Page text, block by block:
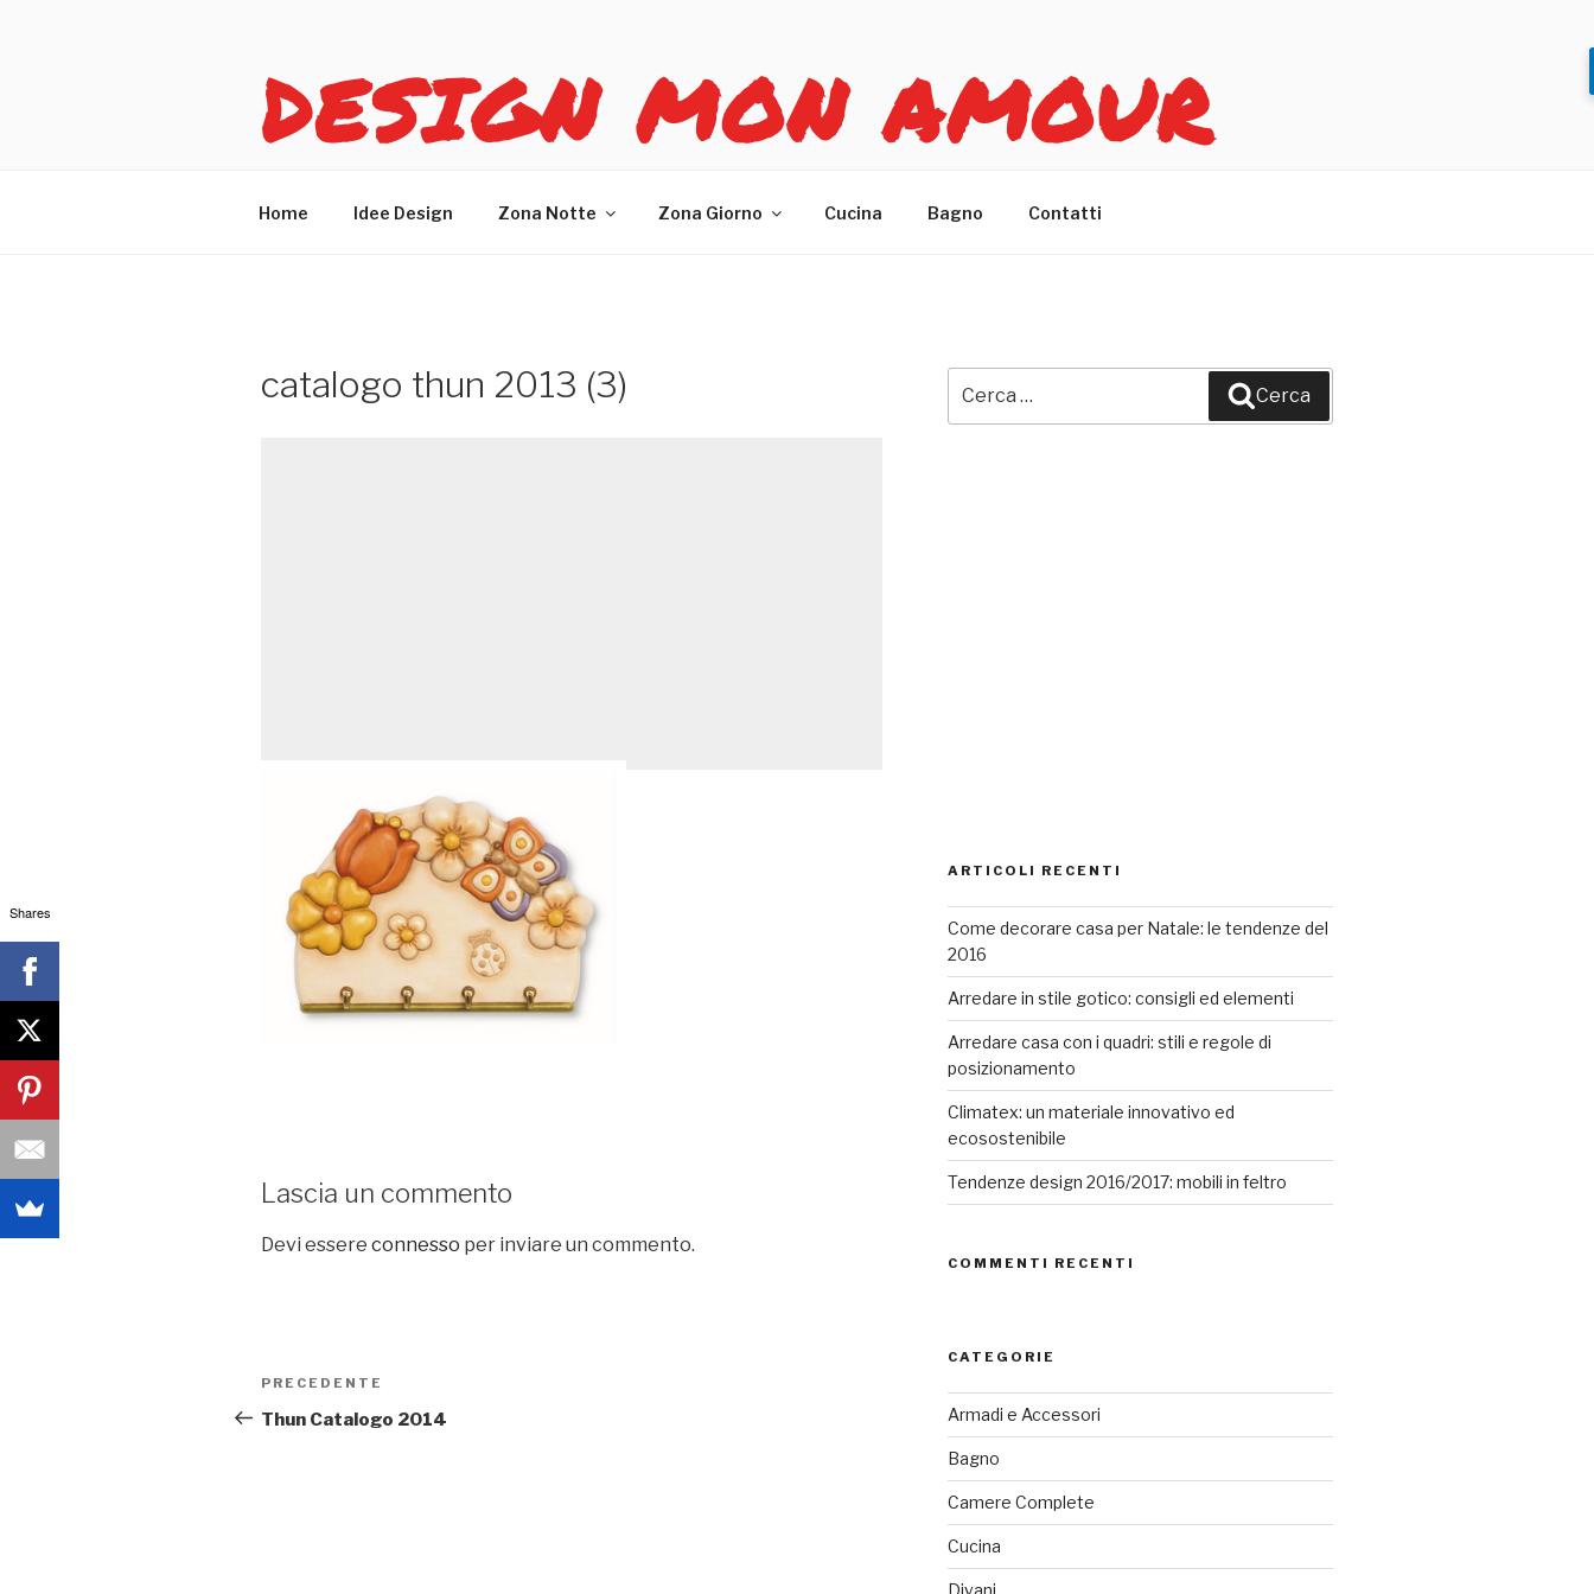
DESIGN MON AMOUR
Home Idee Design Zona Notte Zona Giorno Cucina Bagno Contatti
catalogo thun 2013 (3)
Lascia un commento
Devi essere connesso per inviare un commento.
Navigazione
articoli
Articolo
precedente:
PRECEDENTE
Thun Catalogo 2014
Cerca
ARTICOLI RECENTI
Come decorare casa per Natale: le tendenze del
2016
Arredare in stile gotico: consigli ed elementi
Arredare casa con i quadri: stili e regole di
posizionamento
Climatex: un materiale innovativo ed
ecosostenibile
Tendenze design 2016/2017: mobili in feltro
COMMENTI RECENTI
CATEGORIE
Armadi e Accessori
Bagno
Camere Complete
Cucina
Shares